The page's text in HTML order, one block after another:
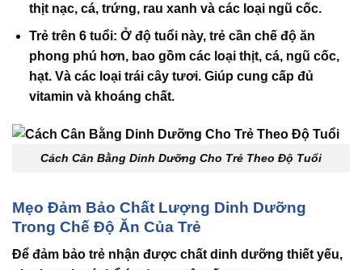
thịt nạc, cá, trứng, rau xanh và các loại ngũ cốc.
Trẻ trên 6 tuổi: Ở độ tuổi này, trẻ cần chế độ ăn
phong phú hơn, bao gồm các loại thịt, cá, ngũ cốc,
hạt. Và các loại trái cây tươi. Giúp cung cấp đủ
vitamin và khoáng chất.
Cách Cân Bằng Dinh Dưỡng Cho Trẻ Theo Độ Tuổi
Mẹo Đảm Bảo Chất Lượng Dinh Dưỡng
Trong Chế Độ Ăn Của Trẻ
Để đảm bảo trẻ nhận được chất dinh dưỡng thiết yếu,